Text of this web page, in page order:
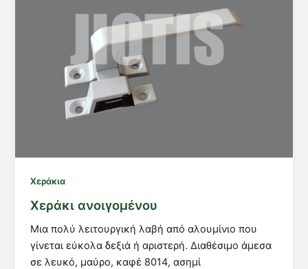
Χεράκια
Χεράκι ανοιγομένου
Μια πολύ λειτουργική λαβή από αλουμίνιο που
γίνεται εύκολα δεξιά ή αριστερή. Διαθέσιμο άμεσα
σε λευκό, μαύρο, καφέ 8014, ασημί